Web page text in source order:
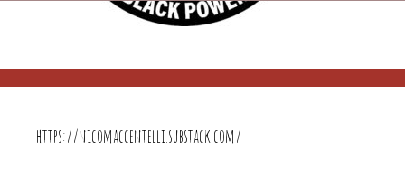
https://nicomaccentelli.substack.com/